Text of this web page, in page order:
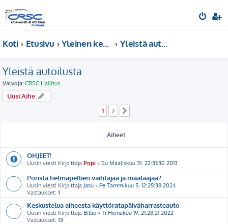
Koti Etusivu Yleinen keskustelu Yleistä autoilusta
Yleistä autoilusta
Valvoja: CRSC Hallitus
Uusi Aihe
1
2
Aiheet
OHJEET!
Uusin viesti Kirjoittaja Popi « Su Maaliskuu 31. 22:31:30 2013
Porista helmapellien vaihtajaa ja maalaajaa?
Uusin viesti Kirjoittaja Jasu « Pe Tammikuu 5. 12:25:38 2024
Vastaukset: 1
Keskustelua aiheesta käyttöratapäiväharrasteauto
Uusin viesti Kirjoittaja Billie « Ti Heinäkuu 19. 21:28:21 2022
Vastaukset: 13